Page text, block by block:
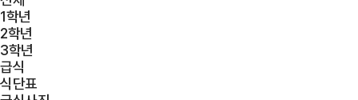
1학년
2학년
3학년
급식
식단표